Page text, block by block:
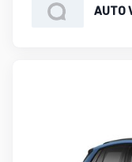
AUTO